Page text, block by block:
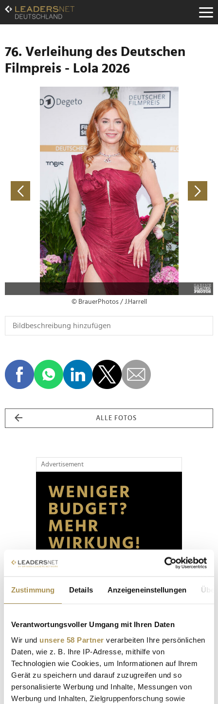
Zustimmung Details Anzeigeneinstellungen
Verantwortungsvoller Umgang mit Ihren Daten
Wir und unsere 58 Partner verarbeiten Ihre persönlichen
Daten, wie z. B. Ihre IP-Adresse, mithilfe von
Technologien wie Cookies, um Informationen auf Ihrem
Gerät zu speichern und darauf zuzugreifen und so
personalisierte Werbung und Inhalte, Messungen von
Werbung und Inhalten, Zielgruppenforschung sowie
Zum
Inhalt
Zur
Navigation
Zur
Hauptnavigation
76. Verleihung des Deutschen
Filmpreis - Lola 2026
© BrauerPhotos / J.Harrell
ALLE FOTOS
Advertisement